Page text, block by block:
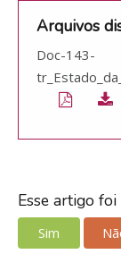
Arquivos
Doc-143-
Esse artigo
Sim